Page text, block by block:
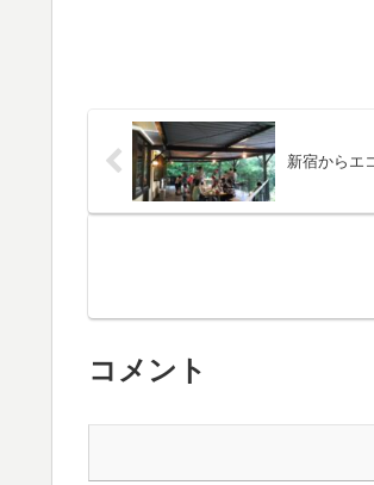
新宿からエ
コメント